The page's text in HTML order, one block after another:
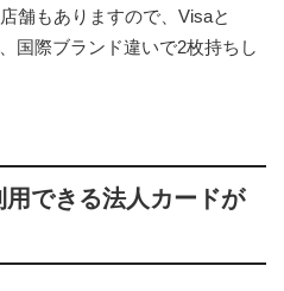
舗もありますので、Visaと
国際ブランド違いで2枚持ちし
できる法人カードが